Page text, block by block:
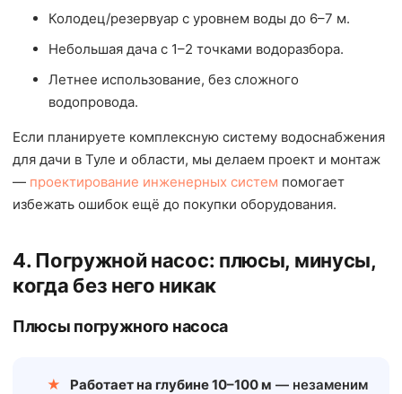
Колодец/резервуар с уровнем воды до 6–7 м.
Небольшая дача с 1–2 точками водоразбора.
Летнее использование, без сложного
водопровода.
Если планируете комплексную систему водоснабжения
для дачи в Туле и области, мы делаем проект и монтаж
— проектирование инженерных систем помогает
избежать ошибок ещё до покупки оборудования.
4. Погружной насос: плюсы, минусы,
когда без него никак
Плюсы погружного насоса
Работает на глубине 10–100 м — незаменим